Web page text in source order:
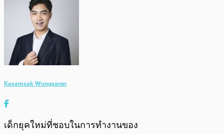
Kasamsak Wongsanin
เด็กยุคใหม่ที่ชอบในการทำงานของ